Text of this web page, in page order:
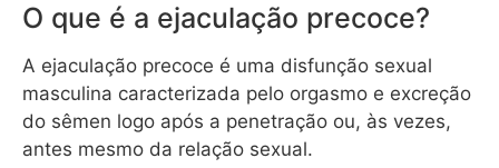
O que é a ejaculação precoce?
A ejaculação precoce é uma disfunção sexual
masculina caracterizada pelo orgasmo e excreção
do sêmen logo após a penetração ou, às vezes,
antes mesmo da relação sexual.